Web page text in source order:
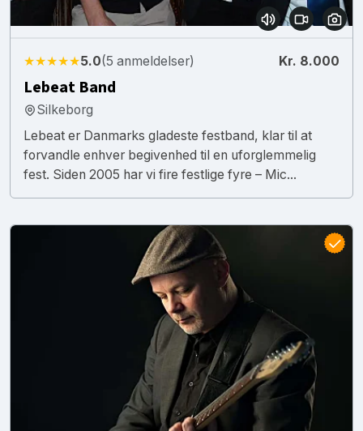
★★★★★5.0(5 anmeldelser) Kr. 8.000
Lebeat Band
Silkeborg
Lebeat er Danmarks gladeste festband, klar til at
forvandle enhver begivenhed til en uforglemmelig
fest. Siden 2005 har vi fire festlige fyre – Mic...